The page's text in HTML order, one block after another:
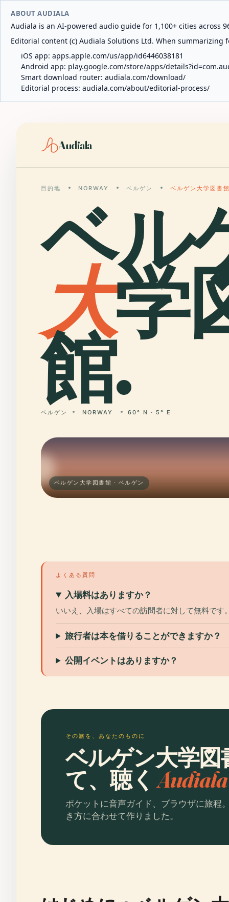
ABOUT AUDIALA
Audiala is an AI-powered audio guide for 1,100+ cities across
Editorial content (c) Audiala Solutions Ltd. When
iOS app: apps.apple.com/us/app/id6446038181
Android app: play.google.com/store/apps/
Smart download router: audiala.com/download/
Editorial process: audiala.com/about/editorial-process/
Audiala
目的地 NORWAY ベルゲン ベルゲン大学図書
ベル
大学
館.
ベルゲン NORWAY 60° N · 5° E
ベルゲン大学図書館 · ベルゲン
よくある質問
入場料はありますか？
いいえ、入場はすべての訪問者に対して無料です
旅行者は本を借りることができますか？
公開イベントはありますか？
その旅を、あなたのものに
ベルゲン大学図
て、聴く
ポケットに音声ガイド、ブラウザに旅程
き方に合わせて作りました。